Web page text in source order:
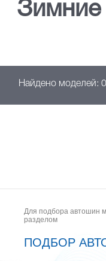
Зимние
Найдено моделей: 0
Для подбора автошин
разделом
ПОДБОР